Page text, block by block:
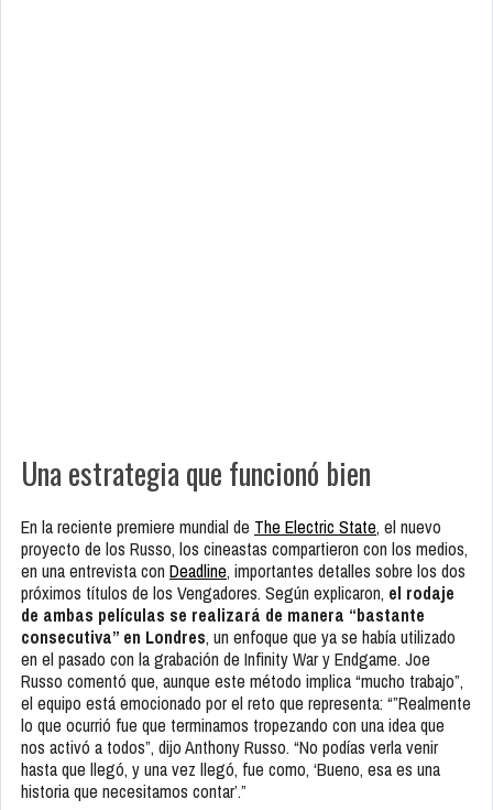
Una estrategia que funcionó bien
En la reciente premiere mundial de The Electric State, el nuevo
proyecto de los Russo, los cineastas compartieron con los medios,
en una entrevista con Deadline, importantes detalles sobre los dos
próximos títulos de los Vengadores. Según explicaron, el rodaje
de ambas películas se realizará de manera “bastante
consecutiva” en Londres, un enfoque que ya se había utilizado
en el pasado con la grabación de Infinity War y Endgame. Joe
Russo comentó que, aunque este método implica “mucho trabajo”,
el equipo está emocionado por el reto que representa: “”Realmente
lo que ocurrió fue que terminamos tropezando con una idea que
nos activó a todos”, dijo Anthony Russo. “No podías verla venir
hasta que llegó, y una vez llegó, fue como, ‘Bueno, esa es una
historia que necesitamos contar’.”